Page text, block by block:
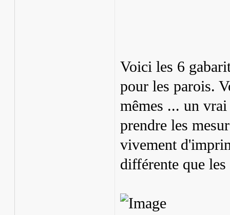
Voici les 6
pour les parois.
mêmes ... un
prendre les
vivement
différente que